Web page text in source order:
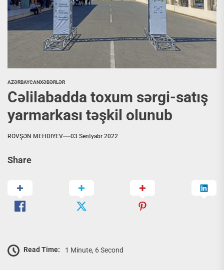
AZƏRBAYCANXƏBƏRLƏR
Cəlilabadda toxum sərgi-satış
yarmarkası təşkil olunub
RÖVŞƏN MEHDIYEV 03 Sentyabr 2022
Share
Read Time: 1 Minute, 6 Second